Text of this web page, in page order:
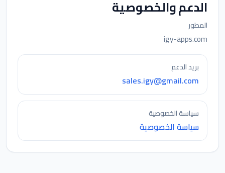
الدعم والخصوصية
المطور
igy-apps.com
بريد الدعم
sales.igy@gmail.com
سياسة الخصوصية
سياسة الخصوصية